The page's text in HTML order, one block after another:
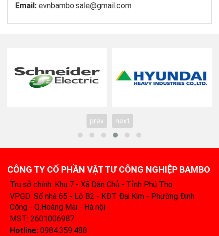
Email: evnbambo.sale@gmail.com
prev next
CÔNG TY CỔ PHẦN VẬT TƯ CÔNG NGHIỆP BAMBO
Trụ sở chính: Khu 7 - Xã Dân Chủ - Tỉnh Phú Thọ
VPGD: Số nhà 65 - Lô B2 - KĐT Đại Kim - Phường Định
Công - Q.Hoàng Mai - Hà nội
MST: 2601006987
Hotline: 0984.359.488‬